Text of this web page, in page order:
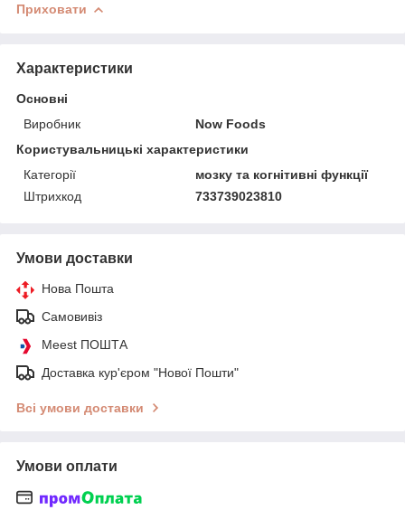
Приховати
Характеристики
Основні
Виробник
Now Foods
Користувальницькі характеристики
Категорії
мозку та когнітивні функції
Штрихкод
733739023810
Умови доставки
Нова Пошта
Самовивіз
Meest ПОШТА
Доставка кур'єром "Нової Пошти"
Всі умови доставки
Умови оплати